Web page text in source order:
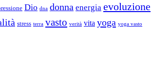
Dio dna donna energia evoluzione
stress terra vasto verità vita yoga yoga vasto